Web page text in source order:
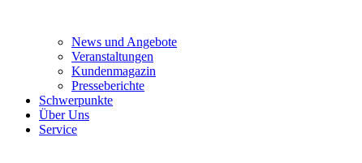
News und Angebote
Veranstaltungen
Kundenmagazin
Presseberichte
Schwerpunkte
Über Uns
Service